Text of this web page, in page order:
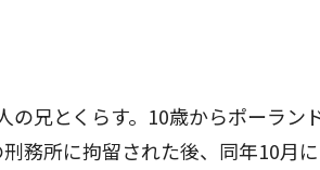
兄とくらす。10歳からポーラン
務所に拘留された後、同年10月